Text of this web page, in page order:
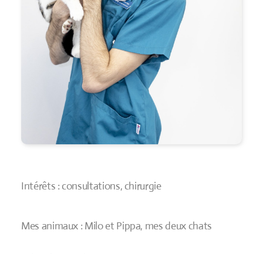
Intérêts : consultations, chirurgie
Mes animaux : Milo et Pippa, mes deux chats